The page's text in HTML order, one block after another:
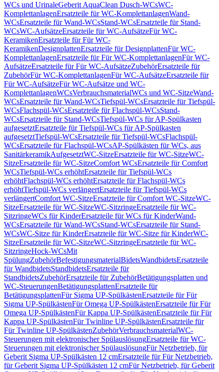
WCs und UrinaleGeberit AquaClean Dusch-WCsWC-
KomplettanlagenErsatzteile für WC-KomplettanlagenWand-
WCsErsatzteile für Wand-WCsStand-WCsErsatzteile für Stand-
WCsWC-AufsätzeErsatzteile für WC-AufsätzeFür WC-
KeramikenErsatzteile für Für WC-
KeramikenDesignplattenErsatzteile für DesignplattenFür WC-
KomplettanlagenErsatzteile für Für WC-KomplettanlagenFür WC-
AufsätzeErsatzteile für Für WC-AufsätzeZubehörErsatzteile für
ZubehörFür WC-KomplettanlagenFür WC-AufsätzeErsatzteile für
Für WC-AufsätzeFür WC-Aufsätze und WC-
KomplettanlagenWCsVerbrauchsmaterialWCs und WC-SitzeWand-
WCsErsatzteile für Wand-WCsTiefspül-WCsErsatzteile für Tiefspül-
WCsFlachspül-WCsErsatzteile für Flachspül-WCsStand-
WCsErsatzteile für Stand-WCsTiefspül-WCs für AP-Spülkasten
aufgesetztErsatzteile für Tiefspül-WCs für AP-Spülkasten
aufgesetztTiefspül-WCsErsatzteile für Tiefspül-WCsFlachspül-
WCsErsatzteile für Flachspül-WCsAP-Spülkästen für WCs, aus
SanitärkeramikAufgesetztWC-SitzeErsatzteile für WC-SitzeWC-
SitzeErsatzteile für WC-SitzeComfort WCsErsatzteile für Comfort
WCsTiefspül-WCs erhöhtErsatzteile für Tiefspül-WCs
erhöhtFlachspül-WCs erhöhtErsatzteile für Flachspül-WCs
erhöhtTiefspül-WCs verlängertErsatzteile für Tiefspül-WCs
verlängertComfort WC-SitzeErsatzteile für Comfort WC-SitzeWC-
SitzeErsatzteile für WC-SitzeWC-SitzringeErsatzteile für WC-
SitzringeWCs für KinderErsatzteile für WCs für KinderWand-
WCsErsatzteile für Wand-WCsStand-WCsErsatzteile für Stand-
WCsWC-Sitze für KinderErsatzteile für WC-Sitze für KinderWC-
SitzeErsatzteile für WC-SitzeWC-SitzringeErsatzteile für WC-
SitzringeHock-WCsMit
SpülungZubehörBefestigungsmaterialBidetsWandbidetsErsatzteile
für WandbidetsStandbidetsErsatzteile für
StandbidetsZubehörErsatzteile für ZubehörBetätigungsplatten und
WC-SteuerungenBetätigungsplattenErsatzteile für
BetätigungsplattenFür Sigma UP-SpülkästenErsatzteile für Für
Sigma UP-SpülkästenFür Omega UP-SpülkästenErsatzteile für Für
Omega UP-SpülkästenFür Kappa UP-SpülkästenErsatzteile für Für
Kappa UP-SpülkästenFür Twinline UP-SpülkästenErsatzteile für
Für Twinline UP-SpülkästenZubehörVerbrauchsmaterialWC-
Steuerungen mit elektronischer SpülauslösungErsatzteile für WC-
Steuerungen mit elektronischer SpülauslösungFür Netzbetrieb, für
Geberit Sigma UP-Spülkästen 12 cmErsatzteile für Für Netzbetrieb,
für Geberit Sigma UP-Spülkästen 12 cmFür Netzbetrieb, für Geberit